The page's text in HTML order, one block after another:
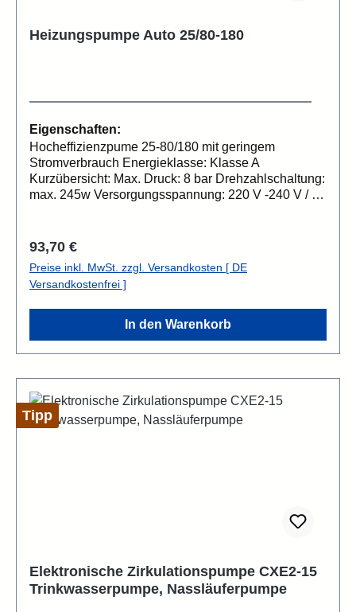
Heizungspumpe Auto 25/80-180
Eigenschaften:
Hocheffizienzpume 25-80/180 mit geringem
Stromverbrauch Energieklasse: Klasse A
Kurzübersicht: Max. Druck: 8 bar Drehzahlschaltung:
max. 245w Versorgungsspannung: 220 V -240 V / 50
L/min Taggleicher Versand bis 13:00 (Mo-Fr.)
Deutsche und Englische Bedienungsanleitung
Regulärer Preis:
93,70 €
Preise inkl. MwSt. zzgl. Versandkosten [ DE
Versandkostenfrei ]
In den Warenkorb
Tipp
Elektronische Zirkulationspumpe CXE2-15
Trinkwasserpumpe, Nassläuferpumpe